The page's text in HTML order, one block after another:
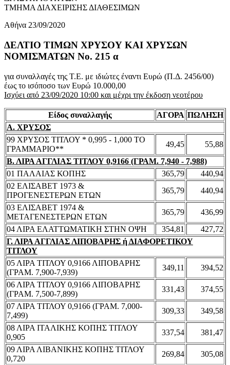
ΤΜΗΜΑ ΔΙΑΧΕΙΡΙΣΗΣ ΔΙΑΘΕΣΙΜΩΝ
Αθήνα 23/09/2020
ΔΕΛΤΙΟ ΤΙΜΩΝ ΧΡΥΣΟΥ ΚΑΙ ΧΡΥΣΩΝ
ΝΟΜΙΣΜΑΤΩΝ No. 215 α
για συναλλαγές της Τ.Ε. με ιδιώτες έναντι Ευρώ (Π.Δ. 2456/00)
έως το ισόποσο των Ευρώ 10.000,00
Ισχύει από 23/09/2020 10:00 και μέχρι την έκδοση νεοτέρου
Είδος συναλλαγής ΑΓΟΡΑ ΠΩΛΗΣΗ
Α. ΧΡΥΣΟΣ
99 ΧΡΥΣΟΣ ΤΙΤΛΟΥ * 0,995 - 1,000 ΤΟ
ΓΡΑΜΜΑΡΙΟ**
49,45
55,88
Β. ΛΙΡΑ ΑΓΓΛΙΑΣ ΤΙΤΛΟΥ 0,9166 (ΓΡΑΜ. 7,940 - 7,988)
01 ΠΑΛΑΙΑΣ ΚΟΠΗΣ
365,79
440,94
02 ΕΛΙΣΑΒΕΤ 1973 &
ΠΡΟΓΕΝΕΣΤΕΡΩΝ ΕΤΩΝ
365,79
440,94
03 ΕΛΙΣΑΒΕΤ 1974 &
ΜΕΤΑΓΕΝΕΣΤΕΡΩΝ ΕΤΩΝ
365,79
436,99
04 ΛΙΡΑ ΕΛΑΤΤΩΜΑΤΙΚΗ ΣΤΗΝ ΟΨΗ
354,81
427,72
Γ. ΛΙΡΑ ΑΓΓΛΙΑΣ ΛΙΠΟΒΑΡΗΣ ή ΔΙΑΦΟΡΕΤΙΚΟΥ
ΤΙΤΛΟΥ
05 ΛΙΡΑ ΤΙΤΛΟΥ 0,9166 ΛΙΠΟΒΑΡΗΣ
(ΓΡΑΜ. 7,900-7,939)
349,11
394,52
06 ΛΙΡΑ ΤΙΤΛΟΥ 0,9166 ΛΙΠΟΒΑΡΗΣ
(ΓΡΑΜ. 7,500-7,899)
331,43
374,55
07 ΛΙΡΑ ΤΙΤΛΟΥ 0,9166 (ΓΡΑΜ. 7,000-
7,499)
309,33
349,58
08 ΛΙΡΑ ΙΤΑΛΙΚΗΣ ΚΟΠΗΣ ΤΙΤΛΟΥ
0,905
337,54
381,47
09 ΛΙΡΑ ΛΙΒΑΝΙΚΗΣ ΚΟΠΗΣ ΤΙΤΛΟΥ
0,720
269,84
305,08